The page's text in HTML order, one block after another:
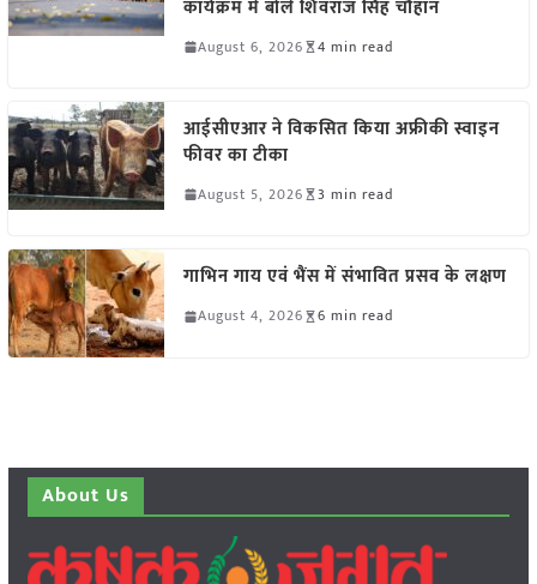
कार्यक्रम में बोले शिवराज सिंह चौहान
August 6, 2026 4 min read
आईसीएआर ने विकसित किया अफ्रीकी स्वाइन
फीवर का टीका
August 5, 2026 3 min read
गाभिन गाय एवं भैंस में संभावित प्रसव के लक्षण
August 4, 2026 6 min read
About Us